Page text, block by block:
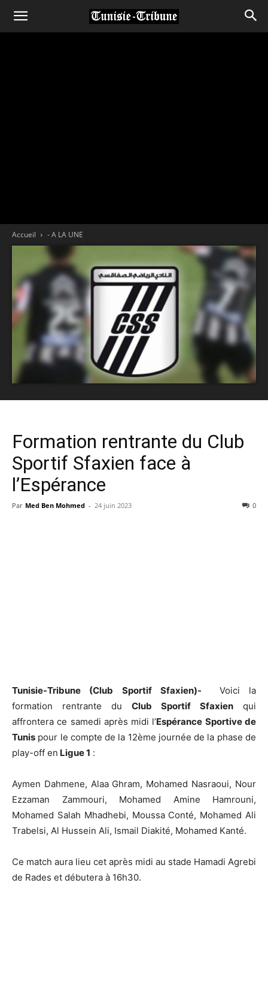
Accueil - A LA UNE
Formation rentrante du Club
Sportif Sfaxien face à
l’Espérance
Par Med Ben Mohmed - 24 juin 2023 0
Tunisie-Tribune (Club Sportif Sfaxien)-
Voici la
formation rentrante du Club Sportif Sfaxien qui
affrontera ce samedi après midi l’Espérance Sportive de
Tunis pour le compte de la 12ème journée de la phase de
play-off en Ligue 1 :
Aymen Dahmene, Alaa Ghram, Mohamed Nasraoui, Nour
Ezzaman Zammouri, Mohamed Amine Hamrouni,
Mohamed Salah Mhadhebi, Moussa Conté, Mohamed Ali
Trabelsi, Al Hussein Ali, Ismail Diakité, Mohamed Kanté.
Ce match aura lieu cet après midi au stade Hamadi Agrebi
de Rades et débutera à 16h30.